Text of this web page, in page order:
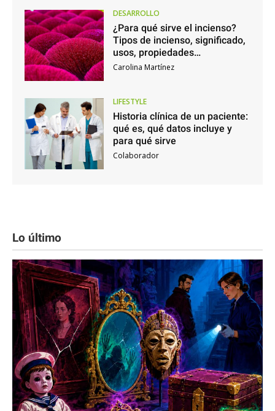
DESARROLLO
¿Para qué sirve el incienso?
Tipos de incienso, significado,
usos, propiedades…
Carolina Martínez
LIFESTYLE
Historia clínica de un paciente:
qué es, qué datos incluye y
para qué sirve
Colaborador
Lo último